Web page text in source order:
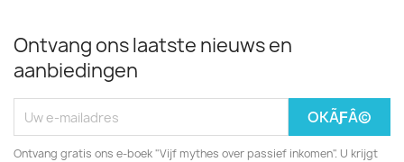
Ontvang ons laatste nieuws en
aanbiedingen
Ontvang gratis ons e-boek "Vijf mythes over passief inkomen". U krijgt